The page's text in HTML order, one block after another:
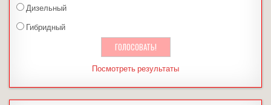
Дизельный
Гибридный
Посмотреть результаты